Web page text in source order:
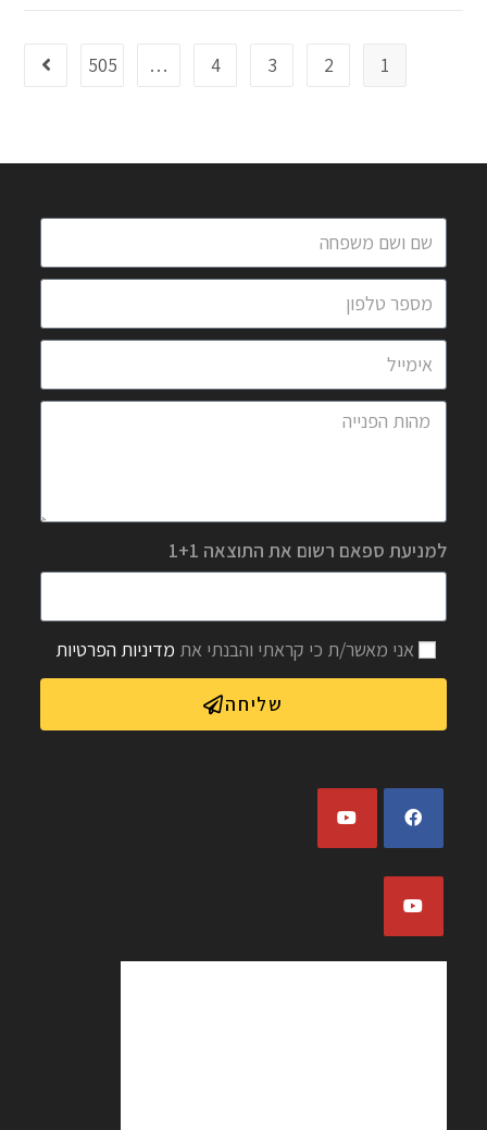
1
2
3
4
…
505
למניעת ספאם רשום את התוצאה 1+1
אני מאשר/ת כי קראתי והבנתי את מדיניות הפרטיות
שליחה